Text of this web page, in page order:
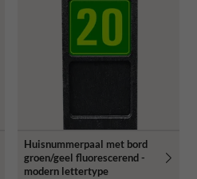
Huisnummerpaal met bord
groen/geel fluorescerend -
modern lettertype